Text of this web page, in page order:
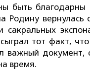
быть
Родину
тот факт,
документ,
время.